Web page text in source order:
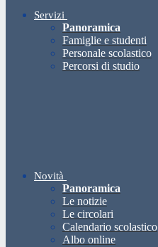
Servizi
Panoramica
Famiglie e studenti
Personale scolastico
Percorsi di studio
Novità
Panoramica
Le notizie
Le circolari
Calendario scolastico
Albo online